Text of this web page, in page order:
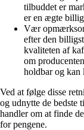
tilbuddet er
er en ægte
Vær
efter den
kvaliteten af
om
holdbar og kan
Ved at følge disse
og udnytte de bedste
handler om at finde
for pengene.